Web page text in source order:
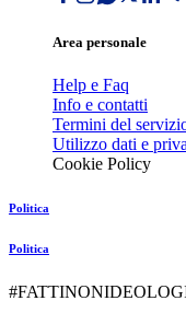
Area personale
Help e Faq
Info e contatti
Termini del
Utilizzo dati e
Cookie Policy
Politica
Politica